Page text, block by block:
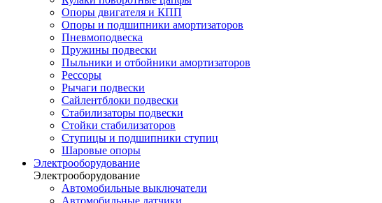
Опоры двигателя и КПП
Опоры и подшипники амортизаторов
Пневмоподвеска
Пружины подвески
Пыльники и отбойники амортизаторов
Рессоры
Рычаги подвески
Сайлентблоки подвески
Стабилизаторы подвески
Стойки стабилизаторов
Ступицы и подшипники ступиц
Шаровые опоры
Электрооборудование
Электрооборудование
Автомобильные выключатели
Автомобильные датчики